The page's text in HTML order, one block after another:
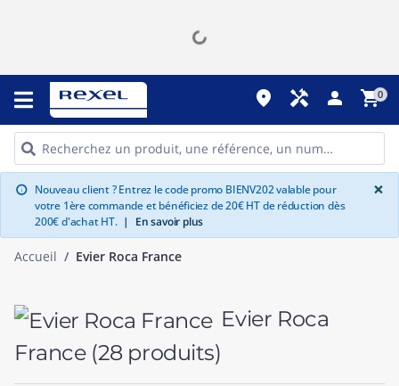
place handyman person shopping_cart0
info Nouveau client ? Entrez le code promo BIENV202 valable pour
votre 1ère commande et bénéficiez de 20€ HT de réduction dès
200€ d'achat HT. | En savoir plus
×
Accueil Evier Roca France
Evier Roca
France (28 produits)